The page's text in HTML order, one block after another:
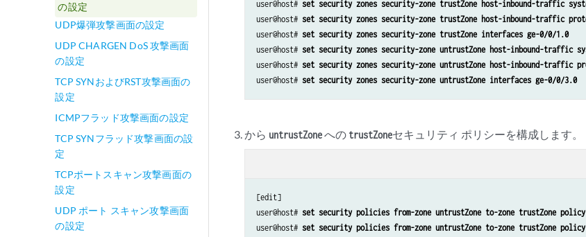
の設定
UDP爆弾攻撃画面の設定
UDP CHARGEN DoS 攻撃画面
の設定
TCP SYNおよびRST攻撃画面の
設定
ICMPフラッド攻撃画面の設定
TCP SYNフラッド攻撃画面の設
定
TCPポートスキャン攻撃画面の
設定
UDP ポート スキャン攻撃画面
の設定
user@host# set security zones security-zone trustZone host-inbound-traffic
user@host# set security zones security-zone trustZone host-inbound-traffic
user@host# set security zones security-zone trustZone interfaces ge-0/0/1.0
user@host# set security zones security-zone untrustZone host-inbound-traffic
user@host# set security zones security-zone untrustZone host-inbound-traffic
user@host# set security zones security-zone untrustZone interfaces ge-0/0/3.0
から untrustZoneへの trustZoneセキュリティ ポリシーを構成します。
[edit]
user@host# set security policies from-zone untrustZone to-zone trustZone policy
user@host# set security policies from-zone untrustZone to-zone trustZone